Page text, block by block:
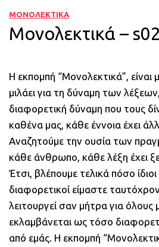
ΜΟΝΟΛΕΚΤΙΚΑ
Μονολεκτικά –
Η εκπομπή “Μονολεκτικά”, είναι
μιλάει για τη δύναμη των
διαφορετική δύναμη που τους
καθένα μας, κάθε έννοια έχει
Αναζητούμε την ουσία των
κάθε άνθρωπο, κάθε λέξη έχει
Έτσι, βλέπουμε τελικά πόσο
διαφορετικοί είμαστε
λειτουργεί σαν μήτρα για όλους
εκλαμβάνεται ως τόσο
από εμάς. Η εκπομπή